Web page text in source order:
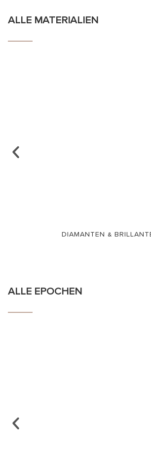
ALLE MATERIALIEN
DIAMANTEN &
ALLE EPOCHEN